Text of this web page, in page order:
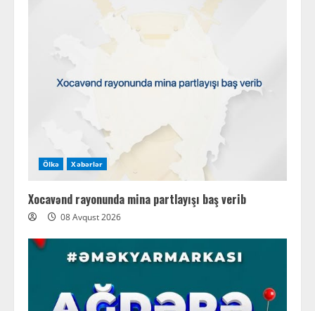
Ölkə Xəbərlər
Xocavənd rayonunda mina partlayışı baş verib
08 Avqust 2026